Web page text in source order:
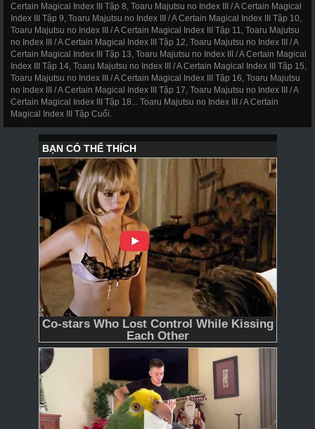
Certain Magical Index III Tập 8, Toaru Majutsu no Index III / A Certain Magical
Index III Tập 9, Toaru Majutsu no Index III / A Certain Magical Index III Tập 10,
Toaru Majutsu no Index III / A Certain Magical Index III Tập 11, Toaru Majutsu
no Index III / A Certain Magical Index III Tập 12, Toaru Majutsu no Index III / A
Certain Magical Index III Tập 13, Toaru Majutsu no Index III / A Certain Magical
Index III Tập 14, Toaru Majutsu no Index III / A Certain Magical Index III Tập 15,
Toaru Majutsu no Index III / A Certain Magical Index III Tập 16, Toaru Majutsu
no Index III / A Certain Magical Index III Tập 17, Toaru Majutsu no Index III / A
Certain Magical Index III Tập 18... Toaru Majutsu no Index III / A Certain
Magical Index III Tập Cuối.